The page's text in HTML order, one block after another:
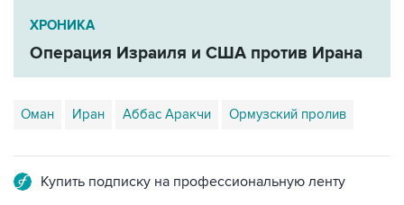
ХРОНИКА
Операция Израиля и США против Ирана
Оман Иран Аббас Аракчи Ормузский пролив
Купить подписку на профессиональную ленту